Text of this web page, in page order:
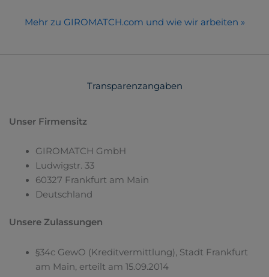
Mehr zu GIROMATCH.com und wie wir arbeiten »
Transparenzangaben
Unser Firmensitz
GIROMATCH GmbH
Ludwigstr. 33
60327 Frankfurt am Main
Deutschland
Unsere Zulassungen
§34c GewO (Kreditvermittlung), Stadt Frankfurt
am Main, erteilt am 15.09.2014